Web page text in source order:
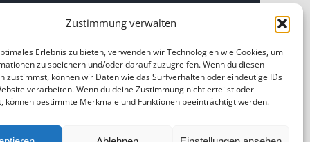
Zustimmung verwalten
Erlebnis zu bieten, verwenden wir Technologien wie Cookies, um
zu speichern und/oder darauf zuzugreifen. Wenn du diesen
zustimmst, können wir Daten wie das Surfverhalten oder eindeutige IDs
verarbeiten. Wenn du deine Zustimmung nicht erteilst oder
können bestimmte Merkmale und Funktionen beeinträchtigt werden.
|ÜBER UNS |IMPRESSUM|DATENSCHUTZ |